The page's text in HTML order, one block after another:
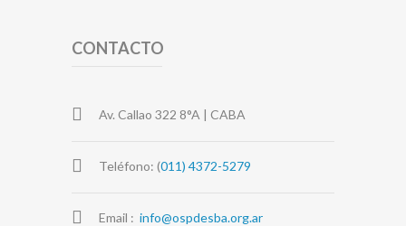
CONTACTO
Av. Callao 322 8°A | CABA
Teléfono: (011) 4372-5279
Email : info@ospdesba.org.ar